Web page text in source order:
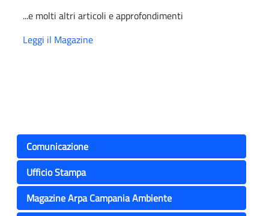
...e molti altri articoli e approfondimenti
Leggi il Magazine
Comunicazione
Ufficio Stampa
Magazine Arpa Campania Ambiente